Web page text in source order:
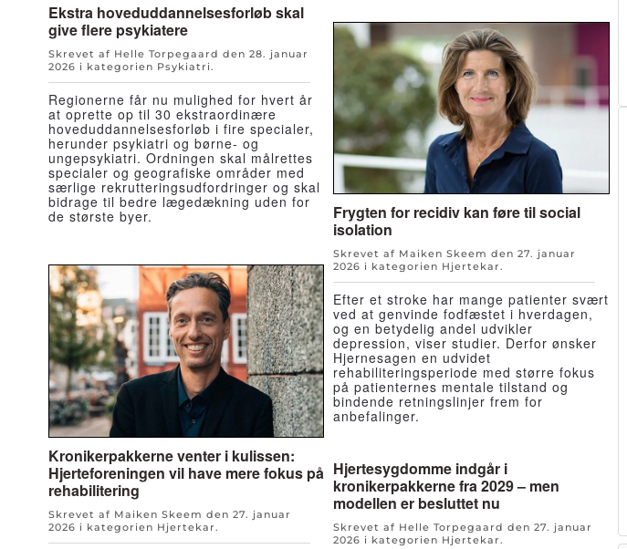
Ekstra hoveduddannelsesforløb skal
give flere psykiatere
Skrevet af Helle Torpegaard den 28. januar
2026 i kategorien Psykiatri .
Regionerne får nu mulighed for hvert år
at oprette op til 30 ekstraordinære
hoveduddannelsesforløb i fire specialer,
herunder psykiatri og børne- og
ungepsykiatri. Ordningen skal målrettes
specialer og geografiske områder med
særlige rekrutteringsudfordringer og skal
bidrage til bedre lægedækning uden for
de største byer.
Frygten for recidiv kan føre til social
isolation
Skrevet af Maiken Skeem den 27. januar
2026 i kategorien Hjertekar.
Efter et stroke har mange patienter svært
ved at genvinde fodfæstet i hverdagen,
og en betydelig andel udvikler
depression, viser studier. Derfor ønsker
Hjernesagen en udvidet
rehabiliteringsperiode med større fokus
på patienternes mentale tilstand og
bindende retningslinjer frem for
anbefalinger.
Kronikerpakkerne venter i kulissen:
Hjerteforeningen vil have mere fokus på
rehabilitering
Skrevet af Maiken Skeem den 27. januar
2026 i kategorien Hjertekar .
Hjertesygdomme indgår i
kronikerpakkerne fra 2029 – men
modellen er besluttet nu
Skrevet af Helle Torpegaard den 27. januar
2026 i kategorien Hjertekar.